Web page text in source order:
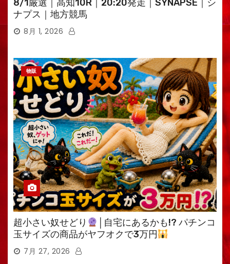
8/1厳選｜高知10R｜20:20発走｜SYNAPSE｜シ
ナプス｜地方競馬
8月 1, 2026
物販
超小さい奴せどり
│自宅にあるかも!? パチンコ
玉サイズの商品がヤフオクで3万円
7月 27, 2026